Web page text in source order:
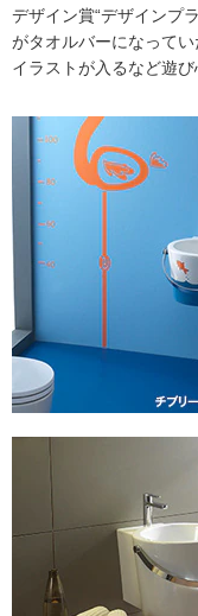
デザイン賞“デザインプ
がタオルバーになって
イラストが入るなど遊び